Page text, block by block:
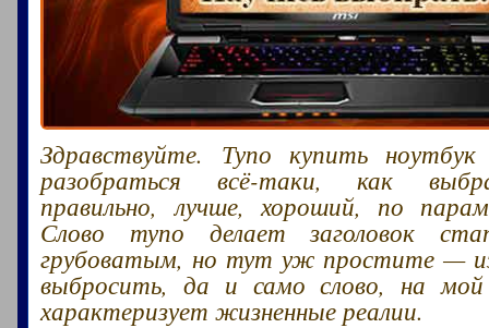
Здравствуйте. Тупо купить
разобраться всё-таки, как
правильно, лучше, хороший, по
Слово тупо делает заголовок
грубоватым, но тут уж простите — из
выбросить, да и само слово, на мой
характеризует жизненные реалии.